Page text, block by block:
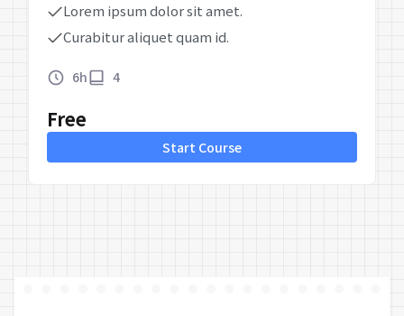
Lorem ipsum dolor sit amet.
Curabitur aliquet quam id.
6h 4
Free
Start Course